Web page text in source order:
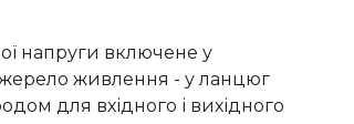
напруги включене у
живлення - у ланцюг
для вхідного і вихідного